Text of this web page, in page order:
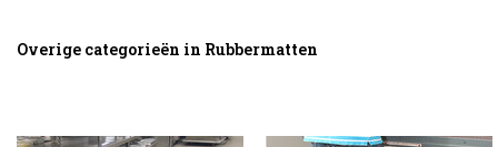
Overige categorieën in Rubbermatten